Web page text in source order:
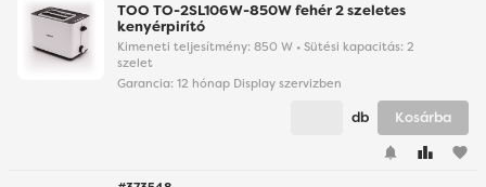
TOO TO-2SL106W-850W fehér 2 szeletes
kenyérpirító
Kimeneti teljesítmény: 850 W • Sütési kapacitás: 2
szelet
Garancia: 12 hónap Display szervizben
favorite
db Kosárba